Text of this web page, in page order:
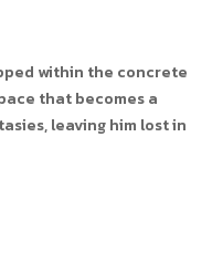
within the concrete
that becomes a
leaving him lost in